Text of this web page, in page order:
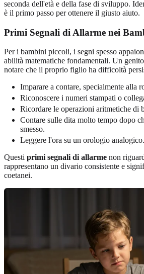
seconda dell'età e della fase di sviluppo.
è il primo passo per ottenere il giusto aiuto.
Primi Segnali di Allarme nei
Per i bambini piccoli, i segni spesso
abilità matematiche fondamentali. Un
notare che il proprio figlio ha difficoltà
Imparare a contare, specialmente alla
Riconoscere i numeri stampati o
Ricordare le operazioni aritmetiche di
Contare sulle dita molto tempo dopo
smesso.
Leggere l'ora su un orologio analogico.
Questi primi segnali di allarme non
rappresentano un divario consistente e
coetanei.